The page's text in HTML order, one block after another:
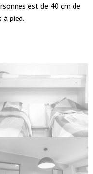
est de 40 cm de
à pied.